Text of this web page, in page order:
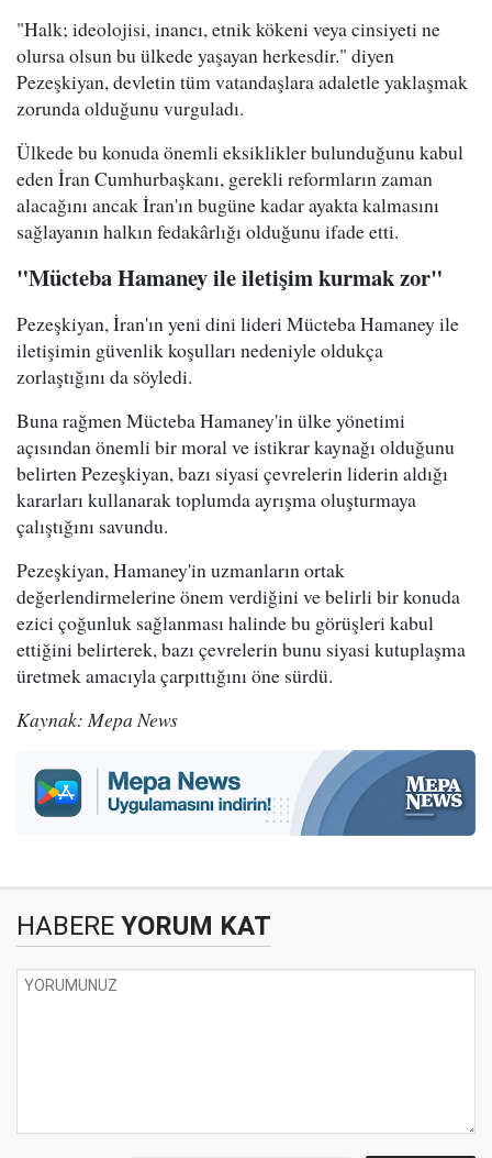
"Halk; ideolojisi, inancı, etnik kökeni veya cinsiyeti ne
olursa olsun bu ülkede yaşayan herkesdir." diyen
Pezeşkiyan, devletin tüm vatandaşlara adaletle yaklaşmak
zorunda olduğunu vurguladı.
Ülkede bu konuda önemli eksiklikler bulunduğunu kabul
eden İran Cumhurbaşkanı, gerekli reformların zaman
alacağını ancak İran'ın bugüne kadar ayakta kalmasını
sağlayanın halkın fedakârlığı olduğunu ifade etti.
"Mücteba Hamaney ile iletişim kurmak zor"
Pezeşkiyan, İran'ın yeni dini lideri Mücteba Hamaney ile
iletişimin güvenlik koşulları nedeniyle oldukça
zorlaştığını da söyledi.
Buna rağmen Mücteba Hamaney'in ülke yönetimi
açısından önemli bir moral ve istikrar kaynağı olduğunu
belirten Pezeşkiyan, bazı siyasi çevrelerin liderin aldığı
kararları kullanarak toplumda ayrışma oluşturmaya
çalıştığını savundu.
Pezeşkiyan, Hamaney'in uzmanların ortak
değerlendirmelerine önem verdiğini ve belirli bir konuda
ezici çoğunluk sağlanması halinde bu görüşleri kabul
ettiğini belirterek, bazı çevrelerin bunu siyasi kutuplaşma
üretmek amacıyla çarpıttığını öne sürdü.
Kaynak: Mepa News
HABERE YORUM KAT